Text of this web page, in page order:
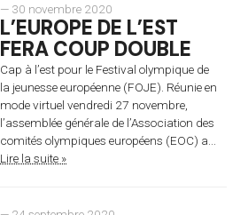
— 30 novembre 2020
L’EUROPE DE L’EST
FERA COUP DOUBLE
Cap à l’est pour le Festival olympique de
la jeunesse européenne (FOJE). Réunie en
mode virtuel vendredi 27 novembre,
l’assemblée générale de l’Association des
comités olympiques européens (EOC) a...
Lire la suite »